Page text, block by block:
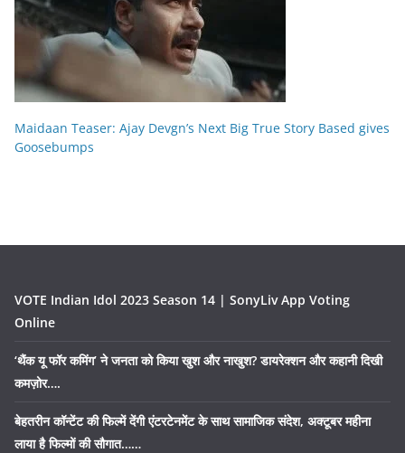
Maidaan Teaser: Ajay Devgn’s Next Big True Story Based gives
Goosebumps
VOTE Indian Idol 2023 Season 14 | SonyLiv App Voting
Online
‘थैंक यू फॉर कमिंग’ ने जनता को किया खुश और नाखुश? डायरेक्शन और कहानी दिखी
कमज़ोर….
बेहतरीन कॉन्टेंट की फिल्में देंगी एंटरटेनमेंट के साथ सामाजिक संदेश, अक्टूबर महीना
लाया है फिल्मों की सौगात……